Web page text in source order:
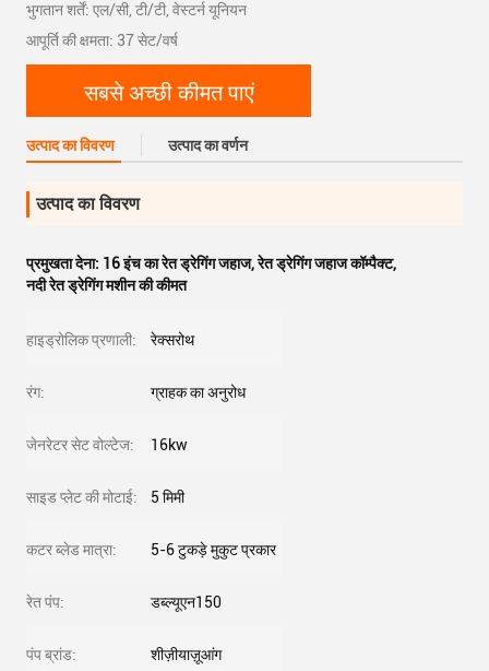
भुगतान शर्तें: एल/सी, टी/टी, वेस्टर्न यूनियन
आपूर्ति की क्षमता: 37 सेट/वर्ष
सबसे अच्छी कीमत पाएं
उत्पाद का विवरण उत्पाद का वर्णन
उत्पाद का विवरण
प्रमुखता देना: 16 इंच का रेत ड्रेगिंग जहाज,रेत ड्रेगिंग जहाज कॉम्पैक्ट,
नदी रेत ड्रेगिंग मशीन की कीमत
हाइड्रोलिक प्रणाली: रेक्सरोथ
रंग: ग्राहक का अनुरोध
जेनरेटर सेट वोल्टेज: 16kw
साइड प्लेट की मोटाई: 5 मिमी
कटर ब्लेड मात्रा: 5-6 टुकड़े मुकुट प्रकार
रेत पंप: डब्ल्यूएन150
पंप ब्रांड: शीज़ीयाज़ूआंग